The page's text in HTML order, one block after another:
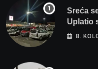
Sreća
Uplatio
808.